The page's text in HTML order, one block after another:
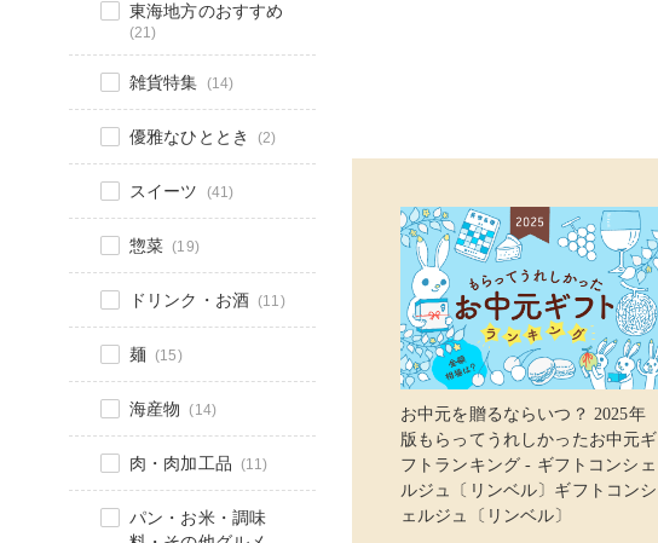
東海地方のおすすめ
(21)
雑貨特集 (14)
優雅なひととき (2)
スイーツ (41)
惣菜 (19)
ドリンク・お酒 (11)
麺 (15)
海産物 (14)
肉・肉加工品 (11)
パン・お米・調味
お中元を贈るならいつ？ 2025年
版もらってうれしかったお中元ギ
フトランキング - ギフトコンシェ
ルジュ〔リンベル〕ギフトコンシ
ェルジュ〔リンベル〕